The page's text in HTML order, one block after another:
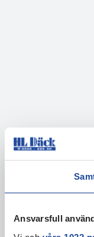
Ansvarsfull